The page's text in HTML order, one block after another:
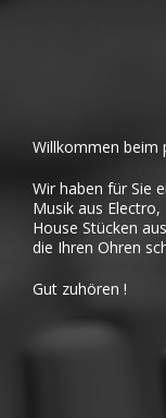
Willkommen beim
Wir haben für Sie
Musik aus
House Stücken
die Ihren Ohren
Gut zuhören !